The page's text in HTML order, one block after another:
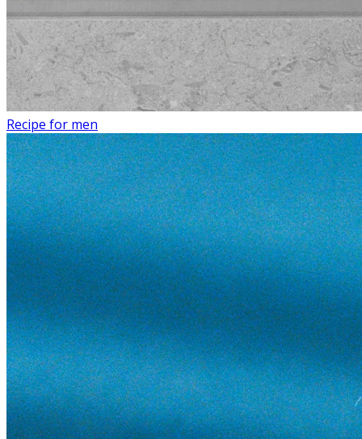
Recipe for men